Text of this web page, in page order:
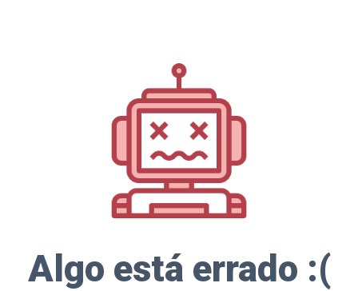
Algo está errado :(